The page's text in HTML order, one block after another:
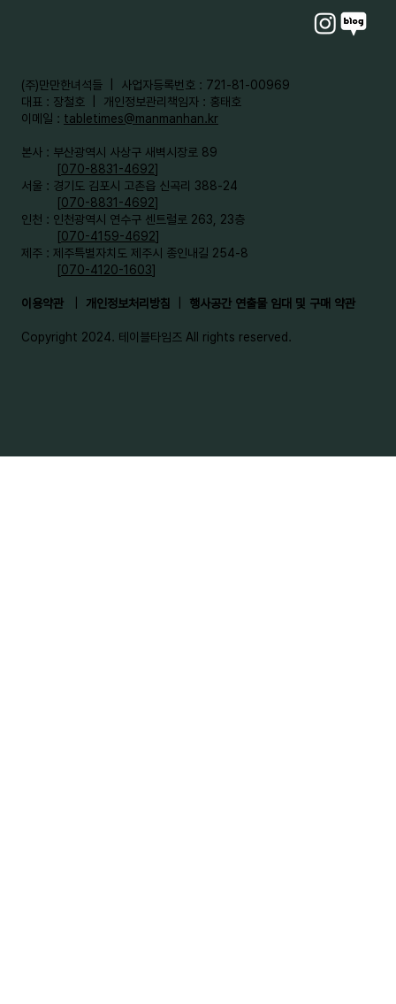
​(주)만만한녀석들 | 사업자등록번호 : 721-81-00969
대표 : 장철호 | 개인정보관리책임자 : 홍태호
이메일 : tabletimes@manmanhan.kr
본사 : 부산광역시 사상구 새벽시장로 89
[070-8831-4692]
서울 : 경기도 김포시 고촌읍 신곡리 388-24
[070-8831-4692]
인천 : 인천광역시 연수구 센트럴로 263, 23층
[070-4159-4692]​
제주 : 제주특별자치도 제주시 종인내길 254-8
[070-4120-1603]
이용약관 개인정보처리방침 행사공간 연출물 임대 및 구매 약관
Copyright 2024. 테이블타임즈 All rights reserved.